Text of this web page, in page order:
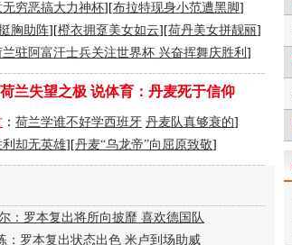
穷恶搞大力神杯][布拉特现身小范遭黑脚]
胸助阵][橙衣拥趸美女如云][荷丹美女拼靓丽]
驻阿富汗士兵关注世界杯 兴奋挥舞庆胜利 ]
兰失望之极 说体育：丹麦死于信仰
： 荷兰学谁不好学西班牙 丹麦队真够衰的]
却无英雄][丹麦“乌龙帝”向屈原致敬]
：罗本复出将所向披靡 喜欢德国队
：罗本复出状态出色 米卢到场助威